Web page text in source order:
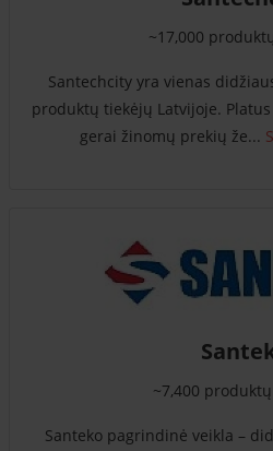
~17,000
Santechcity yra vienas
produktų tiekėjų Latvijoje.
gerai žinomų prekių že...
~7,400
Santeko pagrindinė veikla –